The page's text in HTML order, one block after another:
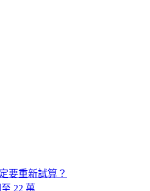
要重新試算？
22 萬